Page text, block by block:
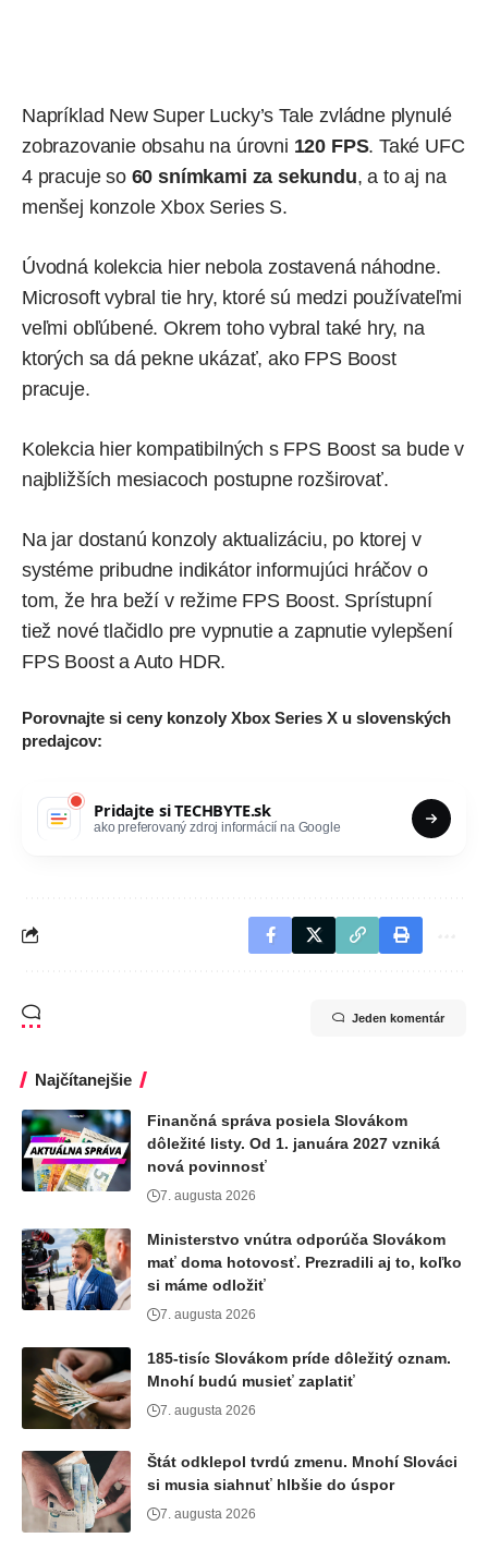
Napríklad New Super Lucky’s Tale zvládne plynulé
zobrazovanie obsahu na úrovni 120 FPS. Také UFC
4 pracuje so 60 snímkami za sekundu, a to aj na
menšej konzole Xbox Series S.
Úvodná kolekcia hier nebola zostavená náhodne.
Microsoft vybral tie hry, ktoré sú medzi používateľmi
veľmi obľúbené. Okrem toho vybral také hry, na
ktorých sa dá pekne ukázať, ako FPS Boost
pracuje.
Kolekcia hier kompatibilných s FPS Boost sa bude v
najbližších mesiacoch postupne rozširovať.
Na jar dostanú konzoly aktualizáciu, po ktorej v
systéme pribudne indikátor informujúci hráčov o
tom, že hra beží v režime FPS Boost. Sprístupní
tiež nové tlačidlo pre vypnutie a zapnutie vylepšení
FPS Boost a Auto HDR.
Porovnajte si ceny konzoly Xbox Series X u slovenských
predajcov:
Pridajte siTECHBYTE.sk
ako preferovaný zdroj informácií na Google
Jeden komentár
Najčítanejšie
Finančná správa posiela Slovákom
dôležité listy. Od 1. januára 2027 vzniká
nová povinnosť
7. augusta 2026
Ministerstvo vnútra odporúča Slovákom
mať doma hotovosť. Prezradili aj to, koľko
si máme odložiť
7. augusta 2026
185-tisíc Slovákom príde dôležitý oznam.
Mnohí budú musieť zaplatiť
7. augusta 2026
Štát odklepol tvrdú zmenu. Mnohí Slováci
si musia siahnuť hlbšie do úspor
7. augusta 2026